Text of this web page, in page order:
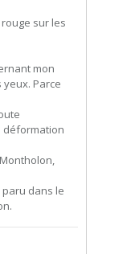
sur les
mon
Parce
déformation
dans le